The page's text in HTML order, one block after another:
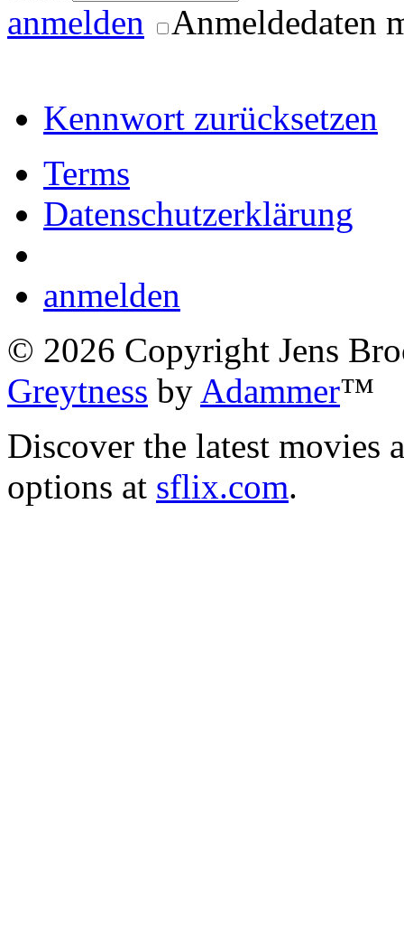
anmelden Anmeldedaten
Kennwort zurücksetzen
Terms
Datenschutzerklärung
anmelden
© 2026 Copyright Jens
Greytness by Adammer™
Discover the latest movies
options at sflix.com.